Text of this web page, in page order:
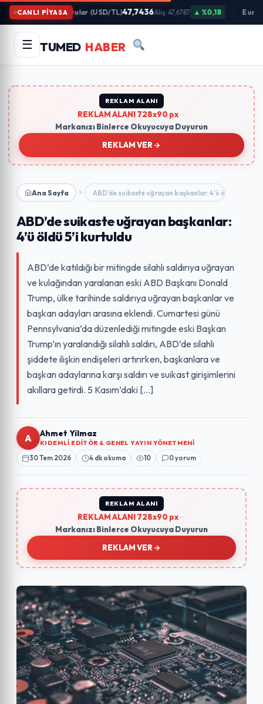
İçeriğe
Atla
CANLI PİYASADolar (USD/TL)47,7436Alış: 47,6787 ▲ %0,18 Euro
☰ TUMED HABER
Arama
yapın:
REKLAM ALANI
REKLAM ALANI 728x90 px
Markanızı Binlerce Okuyucuya Duyurun
REKLAM VER
Ana Sayfa ABD’de suikaste uğrayan başkanlar: 4’ü öldü 5’i…
ABD’de suikaste uğrayan başkanlar:
4’ü öldü 5’i kurtuldu
ABD’de katıldığı bir mitingde silahlı saldırıya uğrayan
ve kulağından yaralanan eski ABD Başkanı Donald
Trump, ülke tarihinde saldırıya uğrayan başkanlar ve
başkan adayları arasına eklendi. Cumartesi günü
Pennsylvania’da düzenlediği mitingde eski Başkan
Trump’ın yaralandığı silahlı saldırı, ABD’de silahlı
şiddete ilişkin endişeleri artırırken, başkanlara ve
başkan adaylarına karşı saldırı ve suikast girişimlerini
akıllara getirdi. 5 Kasım’daki […]
A Ahmet Yilmaz
KIDEMLI EDITÖR & GENEL YAYIN YÖNETMENI
30 Tem 2026 4 dk okuma 10 0 yorum
REKLAM ALANI
REKLAM ALANI 728x90 px
Markanızı Binlerce Okuyucuya Duyurun
REKLAM VER